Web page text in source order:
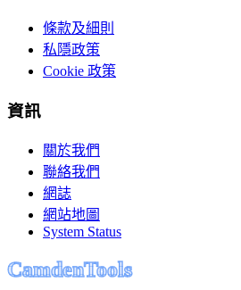
條款及細則
私隱政策
Cookie 政策
資訊
關於我們
聯絡我們
網誌
網站地圖
System Status
CamdenTools